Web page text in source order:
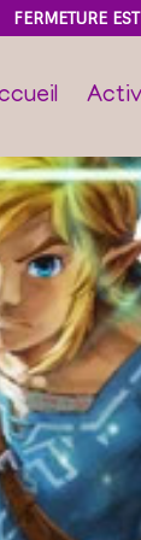
FERMETURE